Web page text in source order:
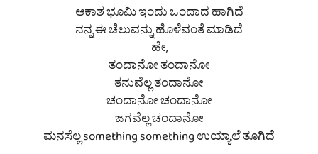
ಆಕಾಶ ಭೂಮಿ ಇಂದು ಒಂದಾದ ಹಾಗಿದೆ
ನನ್ನ ಈ ಚೆಲುವನ್ನು ಹೊಳೆವಂತೆ ಮಾಡಿದೆ
ಹೇ,
ತಂದಾನೋ ತಂದಾನೋ
ತನುವೆಲ್ಲ ತಂದಾನೋ
ಚಂದಾನೋ ಚಂದಾನೋ
ಜಗವೆಲ್ಲ ಚಂದಾನೋ
ಮನಸೆಲ್ಲ something something ಉಯ್ಯಾಲೆ ತೂಗಿದೆ